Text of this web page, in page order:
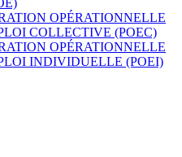
OPÉRATIONNELLE
COLLECTIVE (POEC)
OPÉRATIONNELLE
INDIVIDUELLE (POEI)